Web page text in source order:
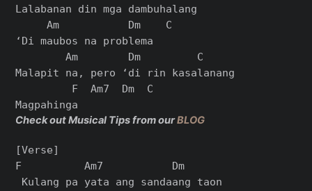
Lalabanan din mga dambuhalang
     Am           Dm    C
‘Di maubos na problema
        Am        Dm         C
Malapit na, pero ‘di rin kasalanang
         F  Am7  Dm  C
Check out Musical Tips from ourBLOG
[Verse]
F          Am7           Dm
Kulang pa yata ang sandaang taon